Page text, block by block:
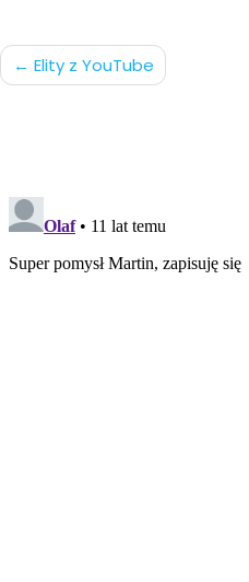
Nawigacja
Elity z YouTube